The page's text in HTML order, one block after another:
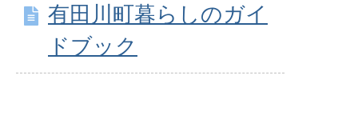
有田川町暮らしのガイ
ドブック